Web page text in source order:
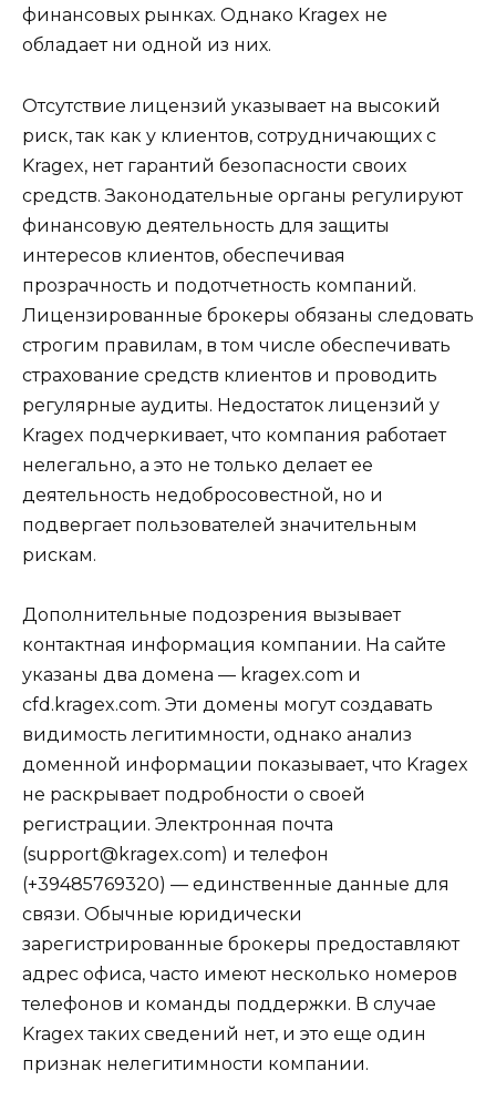
финансовых рынках. Однако Kragex не
обладает ни одной из них.
Отсутствие лицензий указывает на высокий
риск, так как у клиентов, сотрудничающих с
Kragex, нет гарантий безопасности своих
средств. Законодательные органы регулируют
финансовую деятельность для защиты
интересов клиентов, обеспечивая
прозрачность и подотчетность компаний.
Лицензированные брокеры обязаны следовать
строгим правилам, в том числе обеспечивать
страхование средств клиентов и проводить
регулярные аудиты. Недостаток лицензий у
Kragex подчеркивает, что компания работает
нелегально, а это не только делает ее
деятельность недобросовестной, но и
подвергает пользователей значительным
рискам.
Дополнительные подозрения вызывает
контактная информация компании. На сайте
указаны два домена — kragex.com и
cfd.kragex.com. Эти домены могут создавать
видимость легитимности, однако анализ
доменной информации показывает, что Kragex
не раскрывает подробности о своей
регистрации. Электронная почта
(support@kragex.com) и телефон
(+39485769320) — единственные данные для
связи. Обычные юридически
зарегистрированные брокеры предоставляют
адрес офиса, часто имеют несколько номеров
телефонов и команды поддержки. В случае
Kragex таких сведений нет, и это еще один
признак нелегитимности компании.